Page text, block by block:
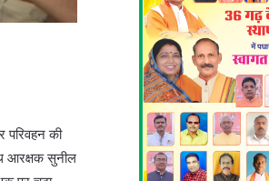
परिवहन की
आरक्षक सुनील